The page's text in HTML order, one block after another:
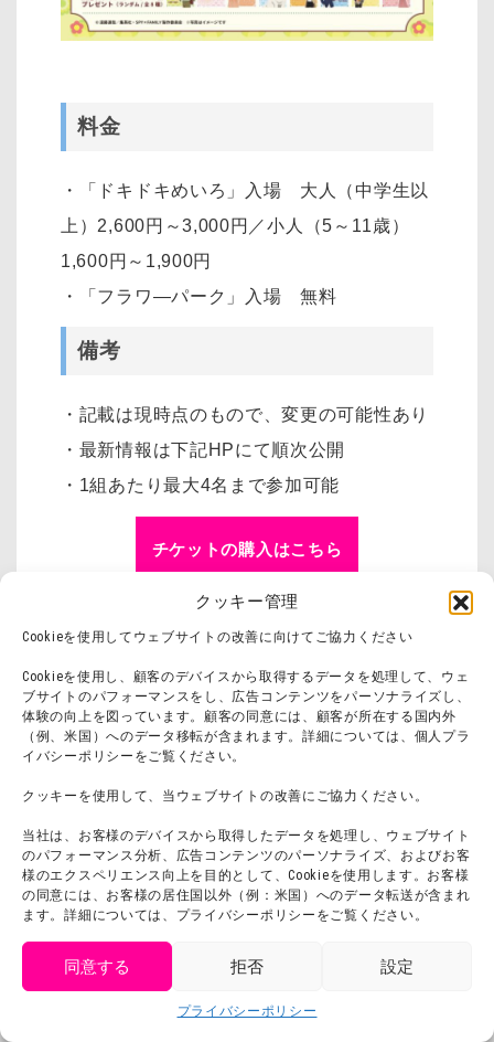
クッキー管理
Cookieを使用してウェブサイトの改善に向けてご協力ください
Cookieを使用し、顧客のデバイスから取得するデータを処理して、ウェ
ブサイトのパフォーマンスをし、広告コンテンツをパーソナライズし、
体験の向上を図っています。顧客の同意には、顧客が所在する国内外
（例、米国）へのデータ移転が含まれます。詳細については、個人プラ
イバシーポリシーをご覧ください。
クッキーを使用して、当ウェブサイトの改善にご協力ください。
当社は、お客様のデバイスから取得したデータを処理し、ウェブサイト
のパフォーマンス分析、広告コンテンツのパーソナライズ、およびお客
様のエクスペリエンス向上を目的として、Cookieを使用します。お客様
の同意には、お客様の居住国以外（例：米国）へのデータ転送が含まれ
ます。詳細については、プライバシーポリシーをご覧ください。
同意する 拒否 設定
プライバシーポリシー
料金
・「ドキドキめいろ」入場 大人（中学生以
上）2,600円～3,000円／小人（5～11歳）
1,600円～1,900円
・「フラワ―パーク」入場 無料
備考
・記載は現時点のもので、変更の可能性あり
・最新情報は下記HPにて順次公開
・1組あたり最大4名まで参加可能
チケットの購入はこちら
『SPY×FAMILY inニジゲン
フラワーパーク～』公式サ
イトはこちら
兵庫県立淡路島公園アニ
メパーク「ニジゲンノ
モリ」概要
パソナグループは2008年から兵庫県淡路島
で自治体や地元関係者と連携し、様々な人材